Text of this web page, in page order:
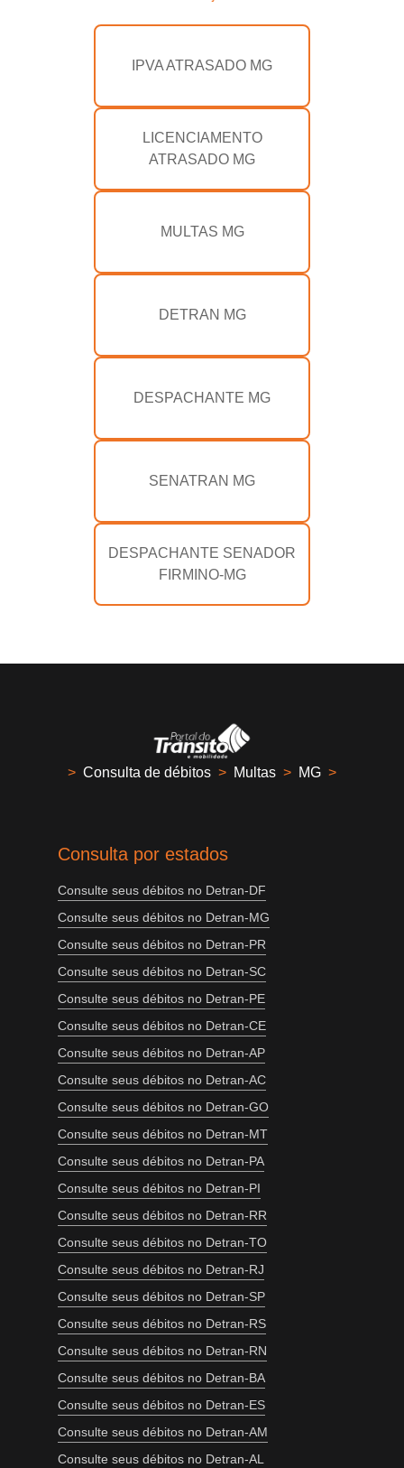
IPVA ATRASADO MG
LICENCIAMENTO
ATRASADO MG
MULTAS MG
DETRAN MG
DESPACHANTE MG
SENATRAN MG
DESPACHANTE SENADOR
FIRMINO-MG
> Consulta de débitos > Multas > MG >
Consulta por estados
Consulte seus débitos no Detran-DF
Consulte seus débitos no Detran-MG
Consulte seus débitos no Detran-PR
Consulte seus débitos no Detran-SC
Consulte seus débitos no Detran-PE
Consulte seus débitos no Detran-CE
Consulte seus débitos no Detran-AP
Consulte seus débitos no Detran-AC
Consulte seus débitos no Detran-GO
Consulte seus débitos no Detran-MT
Consulte seus débitos no Detran-PA
Consulte seus débitos no Detran-PI
Consulte seus débitos no Detran-RR
Consulte seus débitos no Detran-TO
Consulte seus débitos no Detran-RJ
Consulte seus débitos no Detran-SP
Consulte seus débitos no Detran-RS
Consulte seus débitos no Detran-RN
Consulte seus débitos no Detran-BA
Consulte seus débitos no Detran-ES
Consulte seus débitos no Detran-AM
Consulte seus débitos no Detran-AL